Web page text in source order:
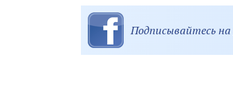
Подписывайтесь на